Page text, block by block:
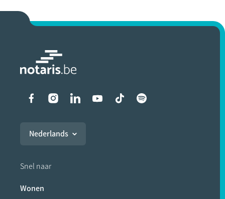
Liens vers les réseaux
Nederlands
Snel naar
Wonen